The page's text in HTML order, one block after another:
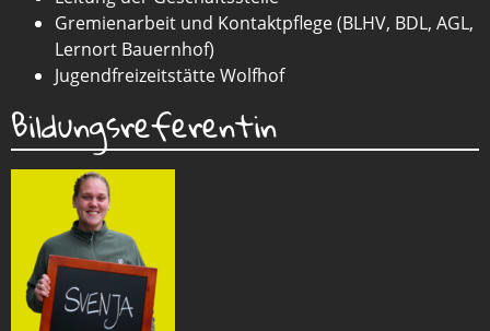
Gremienarbeit und Kontaktpflege (BLHV, BDL, AGL,
Lernort Bauernhof)
Jugendfreizeitstätte Wolfhof
Bildungsreferentin